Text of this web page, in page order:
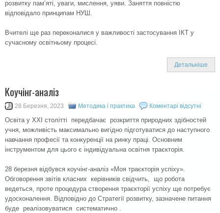
розвитку пам’яті, уваги, мислення, уяви. Заняття повністю
відповідало принципам НУШ.
Вчителі ще раз переконалися у важливості застосування ІКТ у
сучасному освітньому процесі.
Детальніше
Коучінг-аналіз
28 Березня, 2023 Методика і практика Коментарі відсутні
Освіта у XXI столітті передбачає розкриття природних здібностей
учня, можливість максимально вигідно підготуватися до наступного
навчання професії та конкуренції на ринку праці. Основним
інструментом для цього є індивідуальна освітня траєкторія.
28 березня відбувся коучінг-аналіз «Моя траєкторія успіху».
Обговорення звітів класних керівників свідчить, що робота
ведеться, проте процедура створення траєкторії успіху ще потребує
удосконалення. Відповідно до Стратегії розвитку, зазначене питання
буде реалізовуватися систематично .